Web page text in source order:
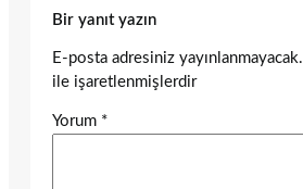
Bir yanıt yazın
E-posta adresiniz yayınlanmayacak.
ile işaretlenmişlerdir
Yorum *